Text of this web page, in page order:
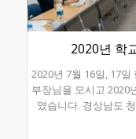
2020년 학
2020년 7월 16일, 17
부장님을 모시고 2020년 학교밖청소년지원센터 컨설팅을 진행하
였습니다. 경상남도 청소년지원센터 꿈드림을 포함해서 2일 간